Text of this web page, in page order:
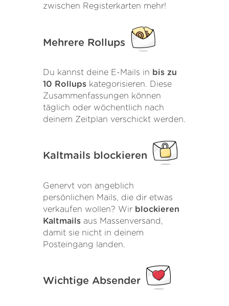
zwischen Registerkarten mehr!
Mehrere Rollups
Du kannst deine E-Mails in bis zu
10 Rollups kategorisieren. Diese
Zusammenfassungen können
täglich oder wöchentlich nach
deinem Zeitplan verschickt werden.
Kaltmails blockieren
Genervt von angeblich
persönlichen Mails, die dir etwas
verkaufen wollen? Wir blockieren
Kaltmails aus Massenversand,
damit sie nicht in deinem
Posteingang landen.
Wichtige Absender